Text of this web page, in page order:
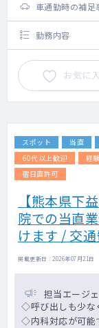
車通勤時の補足
勤務内容
お気に
スポット 当直
60代以上歓迎
経
宿日直許可
【熊本県下
院での当直
けます / 交
掲載更新日 : 2026年07月21日
担当エージ
◇呼び出しも少な
◇内科対応が可能